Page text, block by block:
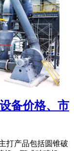
备价格、市
打产品包括圆锥破